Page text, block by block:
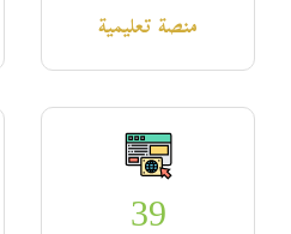
منصة تعليمية
39